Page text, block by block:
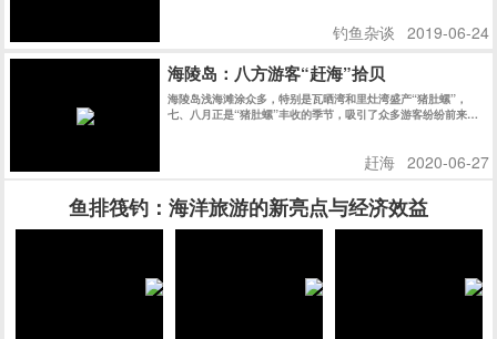
钓鱼杂谈 2019-06-24
海陵岛：八方游客“赶海”拾贝
海陵岛浅海滩涂众多，特别是瓦晒湾和里灶湾盛产“猪肚螺”，
七、八月正是“猪肚螺”丰收的季节，吸引了众多游客纷纷前来赶
赶海 2020-06-27
鱼排筏钓：海洋旅游的新亮点与经济效益